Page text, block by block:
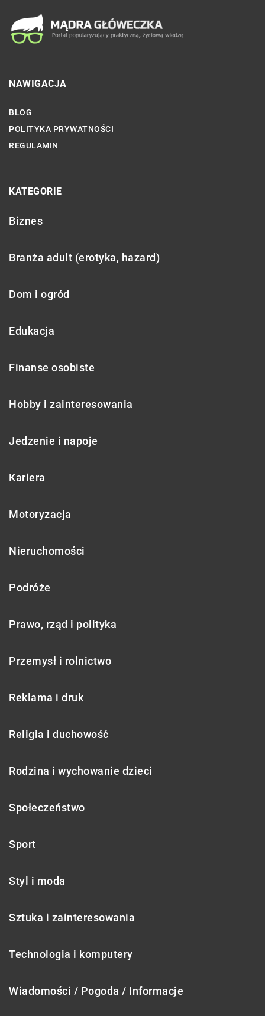
NAWIGACJA
BLOG
POLITYKA PRYWATNOŚCI
REGULAMIN
KATEGORIE
Biznes
Branża adult (erotyka, hazard)
Dom i ogród
Edukacja
Finanse osobiste
Hobby i zainteresowania
Jedzenie i napoje
Kariera
Motoryzacja
Nieruchomości
Podróże
Prawo, rząd i polityka
Przemysł i rolnictwo
Reklama i druk
Religia i duchowość
Rodzina i wychowanie dzieci
Społeczeństwo
Sport
Styl i moda
Sztuka i zainteresowania
Technologia i komputery
Wiadomości / Pogoda / Informacje